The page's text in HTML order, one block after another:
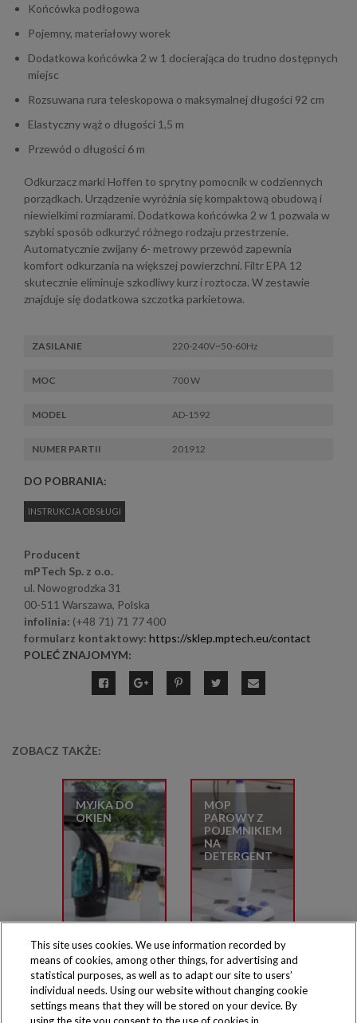
Końcówka podłogowa
Pojemny, materiałowy worek
Dodatkowa końcówka 2 w 1 docierająca do trudno dostępnych
miejsc
Rozsuwana rura teleskopowa o maksymalnej długości 92 cm
Elastyczny wąż o długości 1,5 m
Przewód o długości 6 m
Odkurzacz marki Hoffen to sprytny pomocnik w codziennych
porządkach. Urządzenie wyróżnia się kompaktową obudową i
niewielkimi rozmiarami. Dodatkowa końcówka 2 w 1 pozwala w
szybki sposób odkurzyć różnego rodzaju przestrzenie.
Automatycznie zwijany 6- metrowy przewód zapewnia
komfort odkurzania na większej powierzchni. Filtr EPA 12
skutecznie eliminuje szkodliwy kurz i roztocza. W zestawie
znajduje się dodatkowa szczotka parkietowa.
ZASILANIE 220-240V~50-60Hz
MOC 700 W
MODEL AD-1592
NUMER PARTII 201912
DO POBRANIA:
INSTRUKCJA OBSŁUGI
Producent
mPTech Sp. z o.o.
ul. Nowogrodzka 31
00-511 Warszawa, Polska
infolinia: (+48 71) 71 77 400
formularz kontaktowy: https://sklep.mptech.eu/contact
POLEĆ ZNAJOMYM:
ZOBACZ TAKŻE:
MYJKA DO
OKIEN
MOP
PAROWY Z
POJEMNIKIEM
NA
DETERGENT
Produkty dostępne
This site uses cookies. We use information recorded by
means of cookies, among other things, for advertising and
statistical purposes, as well as to adapt our site to users’
individual needs. Using our website without changing cookie
settings means that they will be stored on your device. By